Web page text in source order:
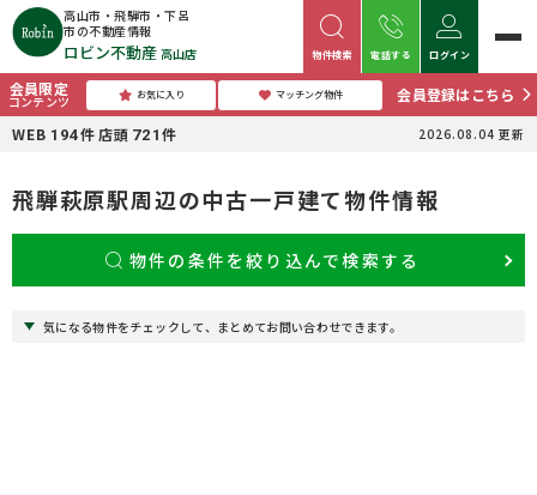
高山市・飛騨市・下呂
市の不動産情報
ロビン不動産 高山店 物件検索 電話する ログイン
会員限定
コンテンツ お気に入り マッチング物件
会員登録はこちら
WEB 194件 店頭 721件 2026.08.04 更新
飛騨萩原駅周辺の中古一戸建て物件情報
物件の条件を絞り込んで検索する
気になる物件をチェックして、まとめてお問い合わせできます。